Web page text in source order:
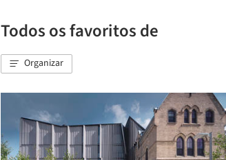
Todos os favoritos de
Organizar